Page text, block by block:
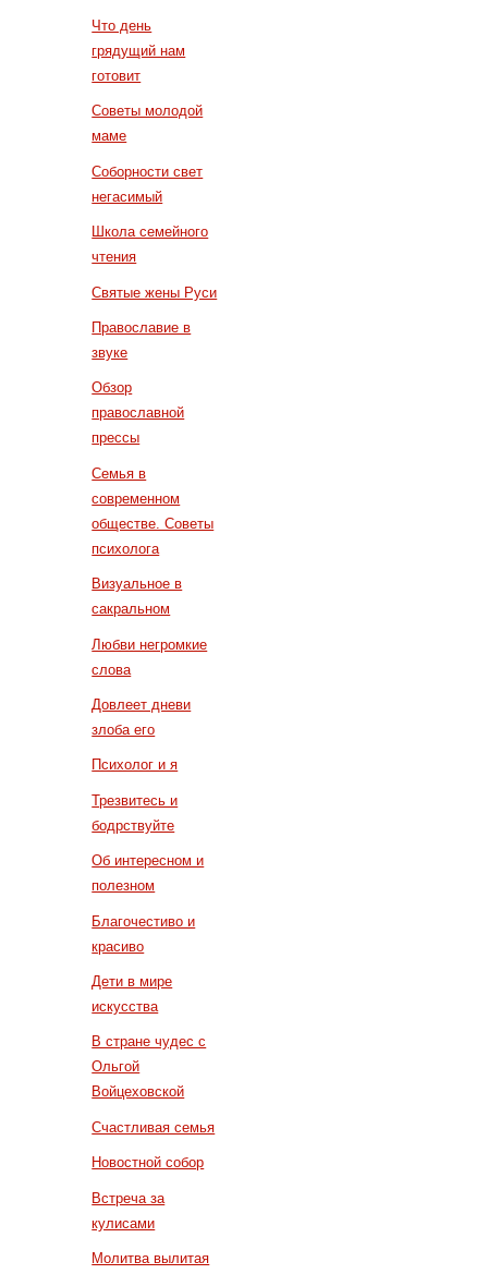
Что день
грядущий нам
готовит
Советы молодой
маме
Соборности свет
негасимый
Школа семейного
чтения
Святые жены Руси
Православие в
звуке
Обзор
православной
прессы
Семья в
современном
обществе. Советы
психолога
Визуальное в
сакральном
Любви негромкие
слова
Довлеет дневи
злоба его
Психолог и я
Трезвитесь и
бодрствуйте
Об интересном и
полезном
Благочестиво и
красиво
Дети в мире
искусства
В стране чудес с
Ольгой
Войцеховской
Счастливая семья
Новостной собор
Встреча за
кулисами
Молитва вылитая